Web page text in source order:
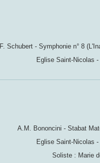
F. Schubert - Symphonie n° 8
Eglise Saint-Nicolas
A.M. Bononcini - Stabat
Eglise Saint-Nicolas
Soliste : Marie